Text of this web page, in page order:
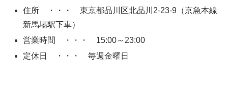
住所 ・・・ 東京都品川区北品川2-23-9（京急本線
新馬場駅下車）
営業時間 ・・・ 15:00～23:00
定休日 ・・・ 毎週金曜日